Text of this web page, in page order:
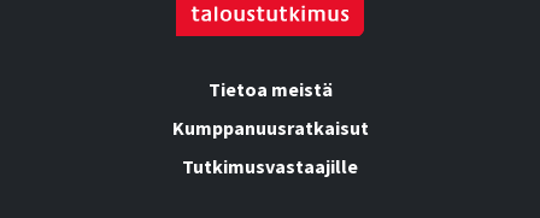
Tietoa meistä
Kumppanuusratkaisut
Tutkimusvastaajille